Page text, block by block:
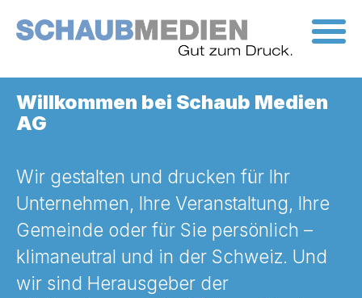
the
Willkommen bei Schaub Medien
AG
Wir gestalten und drucken für Ihr
Unternehmen, Ihre Veranstaltung, Ihre
Gemeinde oder für Sie persönlich –
klimaneutral und in der Schweiz. Und
wir sind Herausgeber der